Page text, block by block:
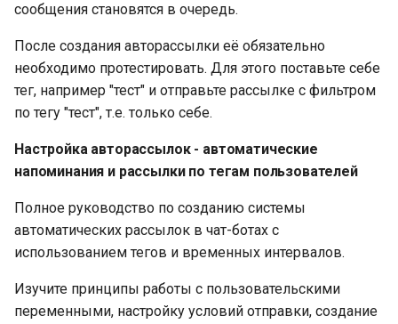
сообщения становятся в очередь.
После создания авторассылки её обязательно
необходимо протестировать. Для этого поставьте себе
тег, например "тест" и отправьте рассылке с фильтром
по тегу "тест", т.е. только себе.
Настройка авторассылок - автоматические
напоминания и рассылки по тегам пользователей
Полное руководство по созданию системы
автоматических рассылок в чат-ботах с
использованием тегов и временных интервалов.
Изучите принципы работы с пользовательскими
переменными, настройку условий отправки, создание